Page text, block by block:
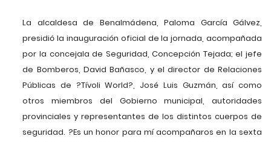
La alcaldesa de Benalmádena, Paloma García Gálvez,
presidió la inauguración oficial de la jornada, acompañada
por la concejala de Seguridad, Concepción Tejada; el jefe
de Bomberos, David Bañasco, y el director de Relaciones
Públicas de ?Tívoli World?, José Luis Guzmán, así como
otros miembros del Gobierno municipal, autoridades
provinciales y representantes de los distintos cuerpos de
seguridad. ?Es un honor para mí acompañaros en la sexta